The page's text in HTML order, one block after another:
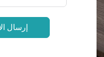
إرسال